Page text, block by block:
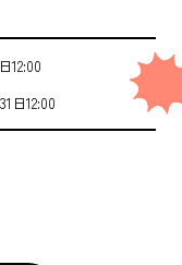
12:00
日12:00